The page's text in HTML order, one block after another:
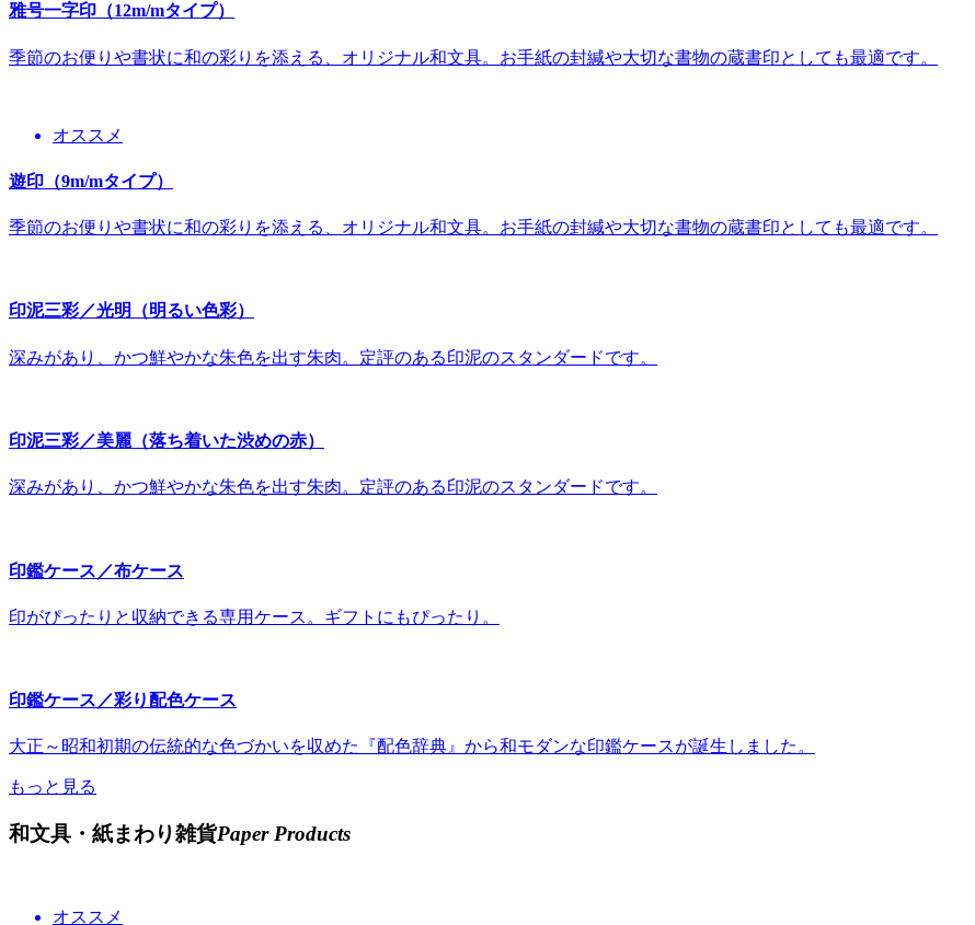
雅号一字印（12m/mタイプ）
季節のお便りや書状に和の彩りを添える、オリジナル和文具。お手紙の封緘や大切な書物の蔵書印としても最適です。
オススメ
遊印（9m/mタイプ）
季節のお便りや書状に和の彩りを添える、オリジナル和文具。お手紙の封緘や大切な書物の蔵書印としても最適です。
印泥三彩／光明（明るい色彩）
深みがあり、かつ鮮やかな朱色を出す朱肉。定評のある印泥のスタンダードです。
印泥三彩／美麗（落ち着いた渋めの赤）
深みがあり、かつ鮮やかな朱色を出す朱肉。定評のある印泥のスタンダードです。
印鑑ケース／布ケース
印がぴったりと収納できる専用ケース。ギフトにもぴったり。
印鑑ケース／彩り配色ケース
大正～昭和初期の伝統的な色づかいを収めた『配色辞典』から和モダンな印鑑ケースが誕生しました。
もっと見る
和文具・紙まわり雑貨Paper Products
オススメ